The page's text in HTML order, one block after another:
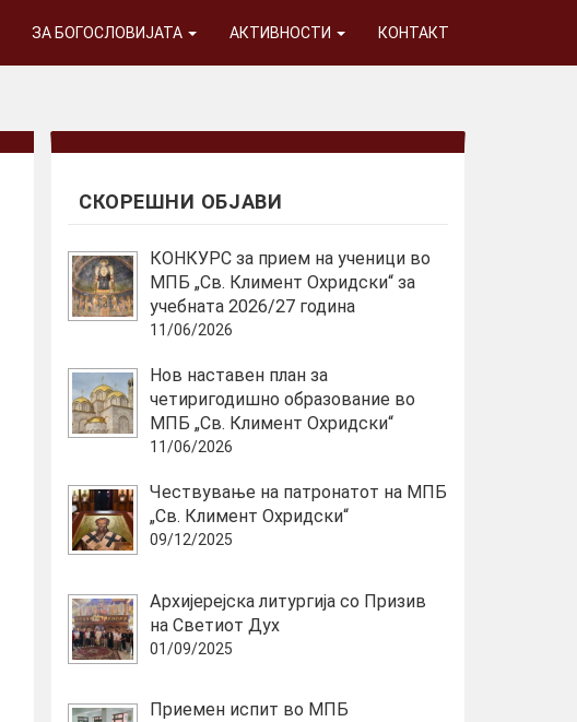
ЗА БОГОСЛОВИЈАТА АКТИВНОСТИ КОНТАКТ
СКОРЕШНИ ОБЈАВИ
КОНКУРС за прием на ученици во
МПБ „Св. Климент Охридски“ за
учебната 2026/27 година
11/06/2026
Нов наставен план за
четиригодишно образование во
МПБ „Св. Климент Охридски“
11/06/2026
Чествување на патронатот на МПБ
„Св. Климент Охридски“
09/12/2025
Архијерејска литургија со Призив
на Светиот Дух
01/09/2025
Приемен испит во МПБ